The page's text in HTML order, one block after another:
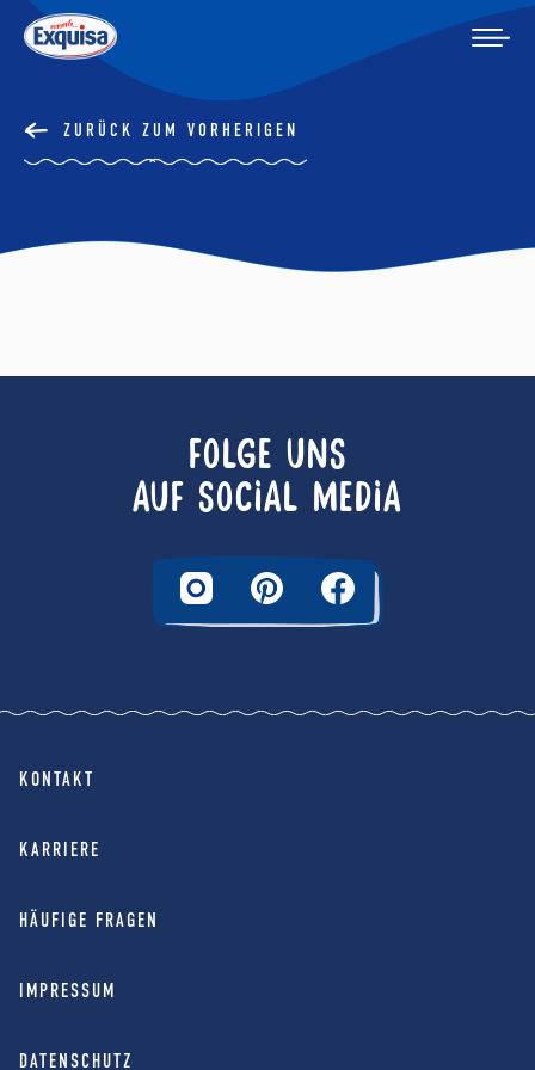
ZURÜCK ZUM VORHERIGEN
FOLGE UNS
AUF SOCIAL MEDIA
KONTAKT
KARRIERE
HÄUFIGE FRAGEN
IMPRESSUM
DATENSCHUTZ